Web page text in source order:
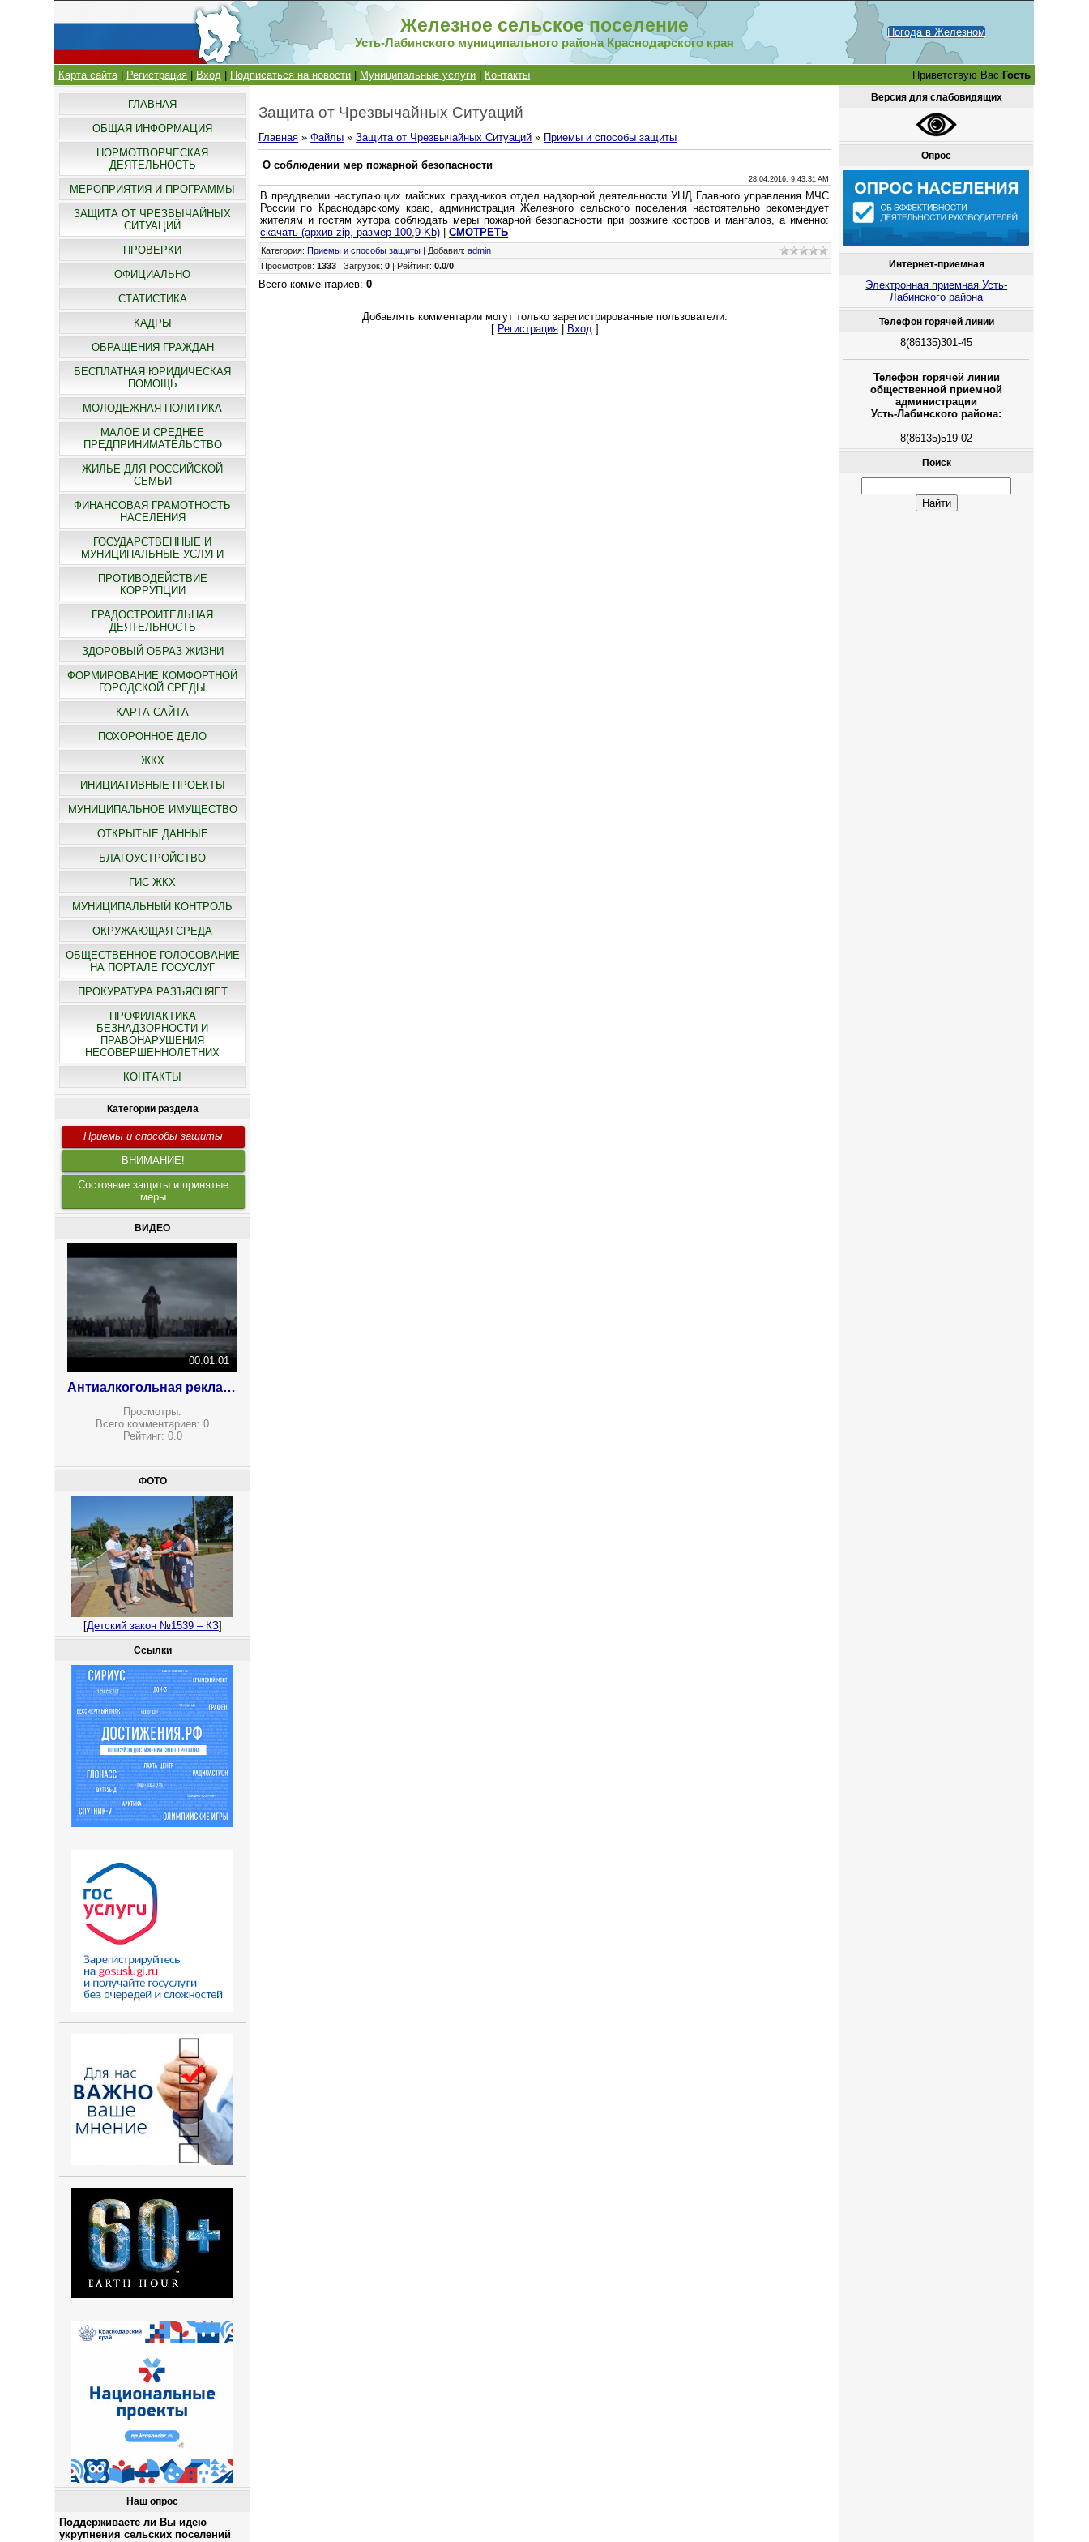
Железное сельское поселение
Усть-Лабинского муниципального района Краснодарского края
Погода в Железном
Карта сайта| Регистрация Вход Подписаться на новости Муниципальные услуги Контакты Приветствую Вас Гость
ГЛАВНАЯ
ОБЩАЯ ИНФОРМАЦИЯ
НОРМОТВОРЧЕСКАЯ
ДЕЯТЕЛЬНОСТЬ
МЕРОПРИЯТИЯ И ПРОГРАММЫ
ЗАЩИТА ОТ ЧРЕЗВЫЧАЙНЫХ
СИТУАЦИЙ
ПРОВЕРКИ
ОФИЦИАЛЬНО
СТАТИСТИКА
КАДРЫ
ОБРАЩЕНИЯ ГРАЖДАН
БЕСПЛАТНАЯ ЮРИДИЧЕСКАЯ
ПОМОЩЬ
МОЛОДЕЖНАЯ ПОЛИТИКА
МАЛОЕ И СРЕДНЕЕ
ПРЕДПРИНИМАТЕЛЬСТВО
ЖИЛЬЕ ДЛЯ РОССИЙСКОЙ
СЕМЬИ
ФИНАНСОВАЯ ГРАМОТНОСТЬ
НАСЕЛЕНИЯ
ГОСУДАРСТВЕННЫЕ И
МУНИЦИПАЛЬНЫЕ УСЛУГИ
ПРОТИВОДЕЙСТВИЕ
КОРРУПЦИИ
ГРАДОСТРОИТЕЛЬНАЯ
ДЕЯТЕЛЬНОСТЬ
ЗДОРОВЫЙ ОБРАЗ ЖИЗНИ
ФОРМИРОВАНИЕ КОМФОРТНОЙ
ГОРОДСКОЙ СРЕДЫ
КАРТА САЙТА
ПОХОРОННОЕ ДЕЛО
ЖКХ
ИНИЦИАТИВНЫЕ ПРОЕКТЫ
МУНИЦИПАЛЬНОЕ ИМУЩЕСТВО
ОТКРЫТЫЕ ДАННЫЕ
БЛАГОУСТРОЙСТВО
ГИС ЖКХ
МУНИЦИПАЛЬНЫЙ КОНТРОЛЬ
ОКРУЖАЮЩАЯ СРЕДА
ОБЩЕСТВЕННОЕ ГОЛОСОВАНИЕ
НА ПОРТАЛЕ ГОСУСЛУГ
ПРОКУРАТУРА РАЗЪЯСНЯЕТ
ПРОФИЛАКТИКА
БЕЗНАДЗОРНОСТИ И
ПРАВОНАРУШЕНИЯ
НЕСОВЕРШЕННОЛЕТНИХ
КОНТАКТЫ
Категории раздела
Приемы и способы защиты
ВНИМАНИЕ!
Состояние защиты и принятые
меры
ВИДЕО
00:01:01
Антиалкогольная реклама
Просмотры:
Всего комментариев:0
Рейтинг: 0.0
ФОТО
[Детский закон №1539 – КЗ]
Ссылки
Наш опрос
Поддерживаете ли Вы идею
укрупнения сельских поселений
Защита от Чрезвычайных Ситуаций
Главная »Файлы »Защита от Чрезвычайных Ситуаций » Приемы и способы защиты
О соблюдении мер пожарной безопасности
28.04.2016, 9.43.31 AM
В преддверии наступающих майских праздников отдел надзорной деятельности УНД Главного управления МЧС
России по Краснодарскому краю, администрация Железного сельского поселения настоятельно рекомендует
жителям и гостям хутора соблюдать меры пожарной безопасности при розжиге костров и мангалов, а именно:
скачать (архив zip, размер 100,9 Kb)
СМОТРЕТЬ
Категория: Приемы и способы защиты Добавил:admin
Просмотров:1333 |Загрузок:0 Рейтинг:0.0/0
Всего комментариев:0
Добавлять комментарии могут только зарегистрированные пользователи.
[ Регистрация| Вход]
Версия для слабовидящих
Опрос
Интернет-приемная
Электронная приемная Усть-
Лабинского района
Телефон горячей линии
8(86135)301-45
Телефон горячей линии
общественной приемной
администрации
Усть-Лабинского района:
8(86135)519-02
Поиск